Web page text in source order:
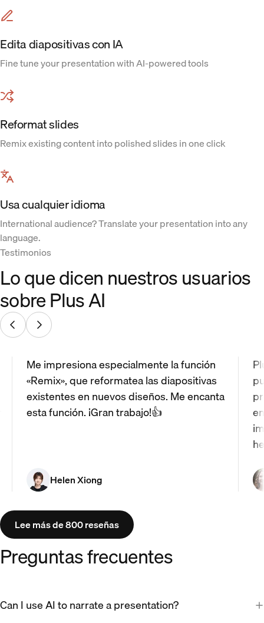
Edita diapositivas con IA
Fine tune your presentation with AI-powered tools
Reformat slides
Remix existing content into polished slides in one click
Usa cualquier idioma
International audience? Translate your presentation into any
language.
Testimonios
Lo que dicen nuestros usuarios
sobre Plus AI
Me impresiona especialmente la función
«Remix», que reformatea las diapositivas
existentes en nuevos diseños. Me encanta
esta función. ¡Gran trabajo!👍
Helen Xiong
Lee más de 800 reseñas
Preguntas frecuentes
Can I use AI to narrate a presentation?